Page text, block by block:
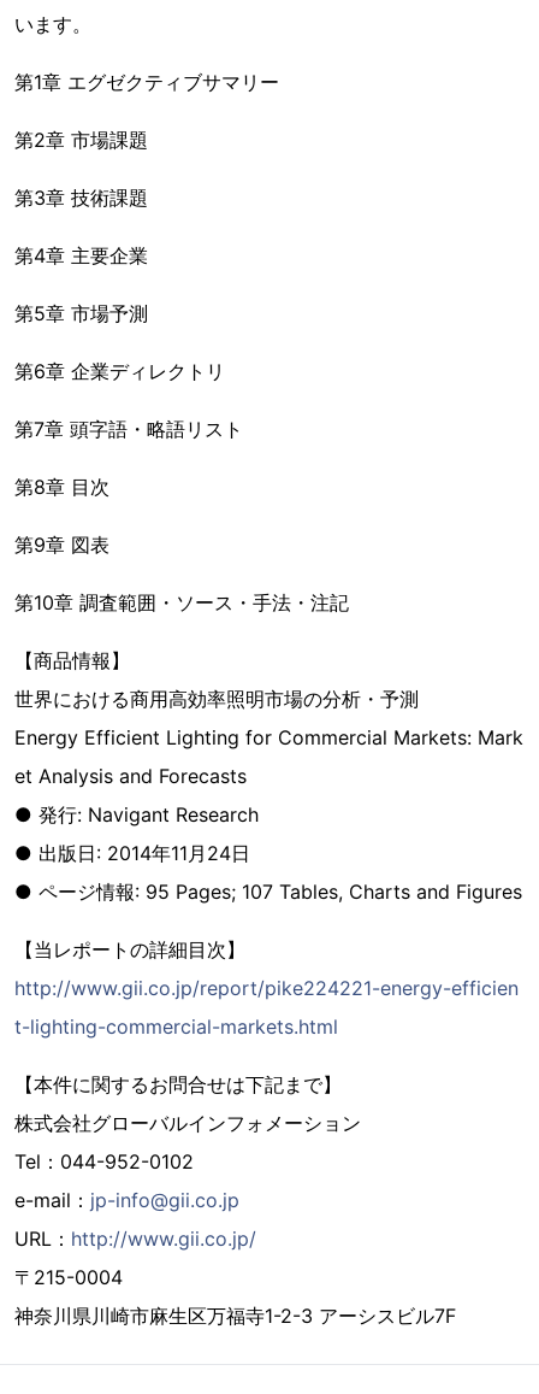
います。
第1章 エグゼクティブサマリー
第2章 市場課題
第3章 技術課題
第4章 主要企業
第5章 市場予測
第6章 企業ディレクトリ
第7章 頭字語・略語リスト
第8章 目次
第9章 図表
第10章 調査範囲・ソース・手法・注記
【商品情報】
世界における商用高効率照明市場の分析・予測
Energy Efficient Lighting for Commercial Markets: Mark
et Analysis and Forecasts
● 発行: Navigant Research
● 出版日: 2014年11月24日
● ページ情報: 95 Pages; 107 Tables, Charts and Figures
【当レポートの詳細目次】
http://www.gii.co.jp/report/pike224221-energy-efficien
t-lighting-commercial-markets.html
【本件に関するお問合せは下記まで】
株式会社グローバルインフォメーション
Tel：044-952-0102
e-mail： jp-info@gii.co.jp
URL： http://www.gii.co.jp/
〒215-0004
神奈川県川崎市麻生区万福寺1-2-3 アーシスビル7F